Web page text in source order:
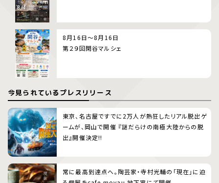
8月16日～8月16日
第２９回閑谷マルシェ
今見られているプレスリリース
東京、名古屋ですでに2万人が熱狂したリアル脱出ゲ
ームが、岡山で開催 『謎だらけの南極大陸からの脱
出』開催決定!!
常に最高到達点へ。陶芸家・寺村光輔の「現在」に迫